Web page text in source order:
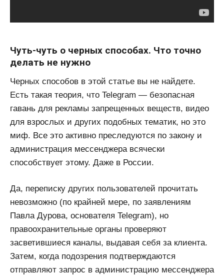
Чуть-чуть о черных способах. Что точно
делать не нужно
Черных способов в этой статье вы не найдете.
Есть такая теория, что Telegram — безопасная
гавань для рекламы запрещенных веществ, видео
для взрослых и других подобных тематик, но это
миф. Все это активно преследуются по закону и
администрация мессенджера всячески
способствует этому. Даже в России.
Да, переписку других пользователей прочитать
невозможно (по крайней мере, по заявлениям
Павла Дурова, основателя Telegram), но
правоохранительные органы проверяют
засветившиеся каналы, выдавая себя за клиента.
Затем, когда подозрения подтверждаются
отправляют запрос в администрацию мессенджера